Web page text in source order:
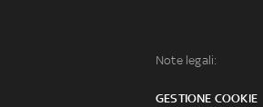
Note legali:
GESTIONE COOKIE